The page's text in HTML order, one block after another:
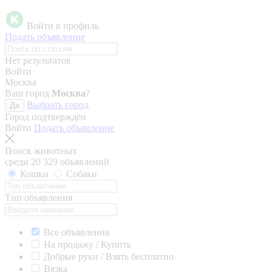
Войти в профиль
Подать объявление
Нет результатов
Войти
Москва
Ваш город Москва?
Да
Выбрать город
Город подтверждён
Войти Подать объявление
Поиск животных
среди 20 329 объявлений
Кошки
Собаки
Тип объявления
Все объявления
На продажу / Купить
Добрые руки / Взять бесплатно
Вязка